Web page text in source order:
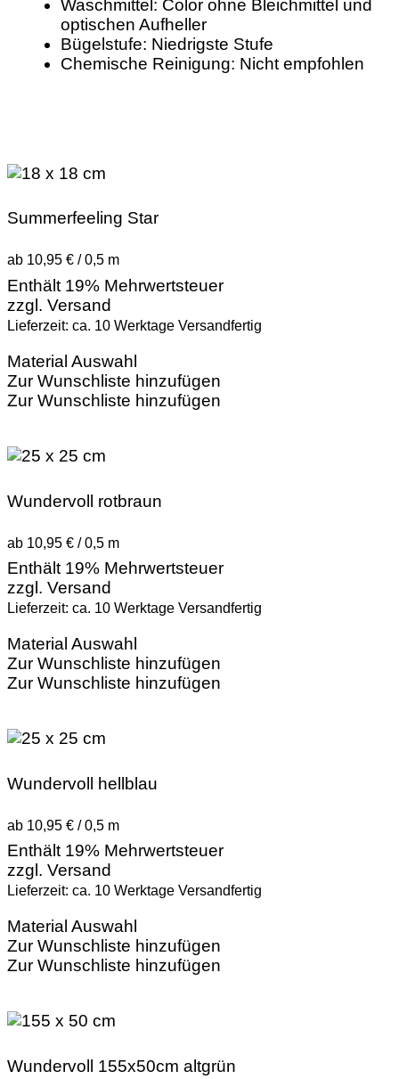
Waschmittel: Color ohne Bleichmittel und
optischen Aufheller
Bügelstufe: Niedrigste Stufe
Chemische Reinigung: Nicht empfohlen
Summerfeeling Star
ab 10,95 € / 0,5 m
Enthält 19% Mehrwertsteuer
zzgl. Versand
Lieferzeit: ca. 10 Werktage Versandfertig
Material Auswahl
Zur Wunschliste hinzufügen
Zur Wunschliste hinzufügen
Wundervoll rotbraun
ab 10,95 € / 0,5 m
Enthält 19% Mehrwertsteuer
zzgl. Versand
Lieferzeit: ca. 10 Werktage Versandfertig
Material Auswahl
Zur Wunschliste hinzufügen
Zur Wunschliste hinzufügen
Wundervoll hellblau
ab 10,95 € / 0,5 m
Enthält 19% Mehrwertsteuer
zzgl. Versand
Lieferzeit: ca. 10 Werktage Versandfertig
Material Auswahl
Zur Wunschliste hinzufügen
Zur Wunschliste hinzufügen
Wundervoll 155x50cm altgrün